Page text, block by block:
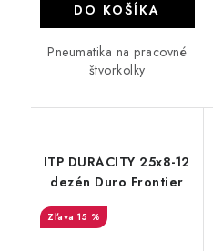
DO KOŠÍKA
Pneumatika na pracovné
štvorkolky
ITP DURACITY 25x8-12
dezén Duro Frontier
15 %